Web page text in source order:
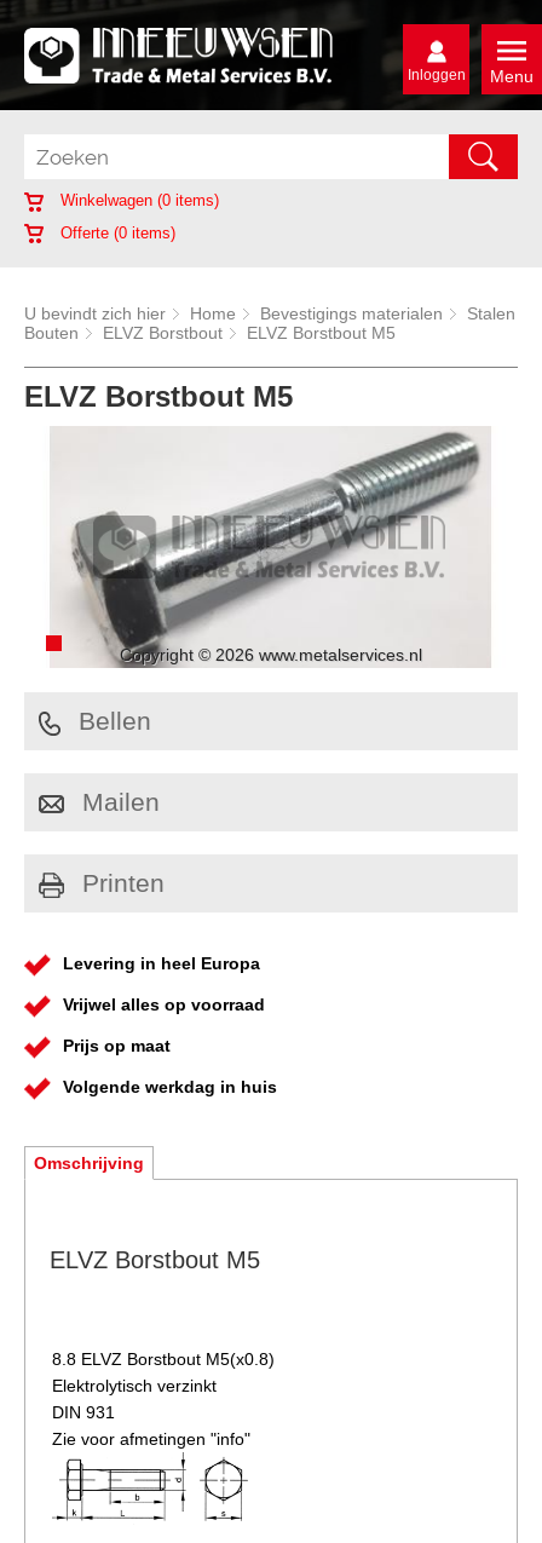
Menu
Inloggen
Winkelwagen (0 items)
Offerte (0 items)
U bevindt zich hier Home Bevestigings materialen
Stalen
Bouten
ELVZ Borstbout ELVZ Borstbout M5
ELVZ Borstbout M5
Copyright © 2026 www.metalservices.nl
Bellen
Mailen
Printen
Levering in heel Europa
Vrijwel alles op voorraad
Prijs op maat
Volgende werkdag in huis
Omschrijving
ELVZ Borstbout M5
8.8 ELVZ Borstbout M5(x0.8)
Elektrolytisch verzinkt
DIN 931
Zie voor afmetingen "info"